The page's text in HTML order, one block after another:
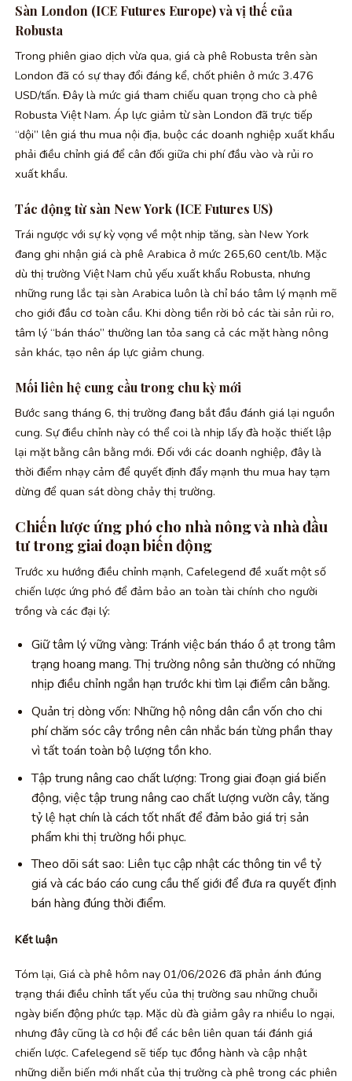
Sàn London (ICE Futures Europe) và vị thế của
Robusta
Trong phiên giao dịch vừa qua, giá cà phê Robusta trên sàn
London đã có sự thay đổi đáng kể, chốt phiên ở mức 3.476
USD/tấn. Đây là mức giá tham chiếu quan trọng cho cà phê
Robusta Việt Nam. Áp lực giảm từ sàn London đã trực tiếp
“dội” lên giá thu mua nội địa, buộc các doanh nghiệp xuất khẩu
phải điều chỉnh giá để cân đối giữa chi phí đầu vào và rủi ro
xuất khẩu.
Tác động từ sàn New York (ICE Futures US)
Trái ngược với sự kỳ vọng về một nhịp tăng, sàn New York
đang ghi nhận giá cà phê Arabica ở mức 265,60 cent/lb. Mặc
dù thị trường Việt Nam chủ yếu xuất khẩu Robusta, nhưng
những rung lắc tại sàn Arabica luôn là chỉ báo tâm lý mạnh mẽ
cho giới đầu cơ toàn cầu. Khi dòng tiền rời bỏ các tài sản rủi ro,
tâm lý “bán tháo” thường lan tỏa sang cả các mặt hàng nông
sản khác, tạo nên áp lực giảm chung.
Mối liên hệ cung cầu trong chu kỳ mới
Bước sang tháng 6, thị trường đang bắt đầu đánh giá lại nguồn
cung. Sự điều chỉnh này có thể coi là nhịp lấy đà hoặc thiết lập
lại mặt bằng cân bằng mới. Đối với các doanh nghiệp, đây là
thời điểm nhạy cảm để quyết định đẩy mạnh thu mua hay tạm
dừng để quan sát dòng chảy thị trường.
Chiến lược ứng phó cho nhà nông và nhà đầu
tư trong giai đoạn biến động
Trước xu hướng điều chỉnh mạnh, Cafelegend đề xuất một số
chiến lược ứng phó để đảm bảo an toàn tài chính cho người
trồng và các đại lý:
Giữ tâm lý vững vàng: Tránh việc bán tháo ồ ạt trong tâm
trạng hoang mang. Thị trường nông sản thường có những
nhịp điều chỉnh ngắn hạn trước khi tìm lại điểm cân bằng.
Quản trị dòng vốn: Những hộ nông dân cần vốn cho chi
phí chăm sóc cây trồng nên cân nhắc bán từng phần thay
vì tất toán toàn bộ lượng tồn kho.
Tập trung nâng cao chất lượng: Trong giai đoạn giá biến
động, việc tập trung nâng cao chất lượng vườn cây, tăng
tỷ lệ hạt chín là cách tốt nhất để đảm bảo giá trị sản
phẩm khi thị trường hồi phục.
Theo dõi sát sao: Liên tục cập nhật các thông tin về tỷ
giá và các báo cáo cung cầu thế giới để đưa ra quyết định
bán hàng đúng thời điểm.
Kết luận
Tóm lại, Giá cà phê hôm nay 01/06/2026 đã phản ánh đúng
trạng thái điều chỉnh tất yếu của thị trường sau những chuỗi
ngày biến động phức tạp. Mặc dù đà giảm gây ra nhiều lo ngại,
nhưng đây cũng là cơ hội để các bên liên quan tái đánh giá
chiến lược. Cafelegend sẽ tiếp tục đồng hành và cập nhật
những diễn biến mới nhất của thị trường cà phê trong các phiên